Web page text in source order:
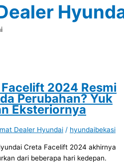
2024 Resmi
Perubahan? Yuk
Eksteriornya
Dealer Hyundai / hyundaibekasi
Creta Facelift 2024 akhirnya
dari beberapa hari kedepan.